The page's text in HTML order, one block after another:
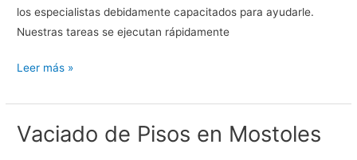
los especialistas debidamente capacitados para ayudarle.
Nuestras tareas se ejecutan rápidamente
Vaciado
pisos
en
Leganes
Leer más »
Vaciado de Pisos en Mostoles